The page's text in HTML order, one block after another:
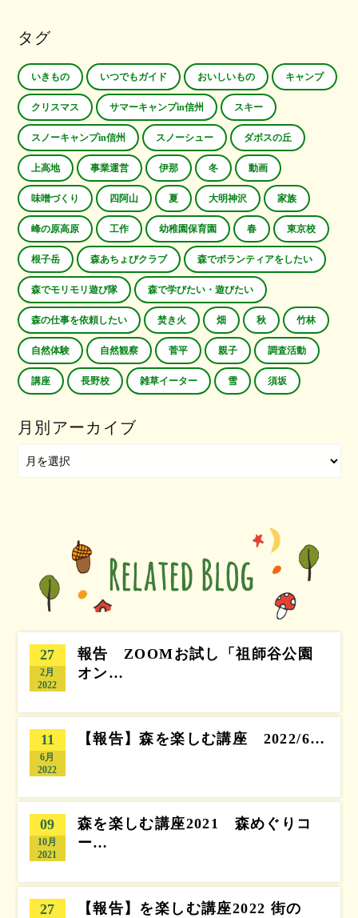
タグ
いきもの いつでもガイド おいしいもの キャンプ
クリスマス サマーキャンプin信州 スキー
スノーキャンプin信州 スノーシュー ダボスの丘
上高地 事業運営 伊那 冬 動画
味噌づくり 四阿山 夏 大明神沢 家族
峰の原高原 工作 幼稚園保育園 春 東京校
根子岳 森あちょびクラブ 森でボランティアをしたい
森でモリモリ遊び隊 森で学びたい・遊びたい
森の仕事を依頼したい 焚き火 畑 秋 竹林
自然体験 自然観察 菅平 親子 調査活動
講座 長野校 雑草イーター 雪 須坂
月別アーカイブ
27
2月
2022
報告 ZOOMお試し「祖師谷公園
オン…
11
6月
2022
【報告】森を楽しむ講座 2022/6…
09
10月
2021
森を楽しむ講座2021 森めぐりコ
ー…
27
【報告】を楽しむ講座2022 街の